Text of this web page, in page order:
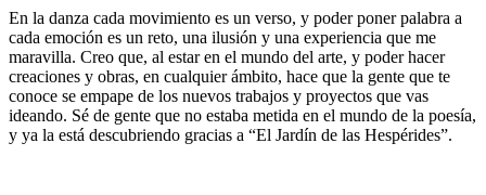
En la danza cada movimiento es un verso, y poder poner palabra a
cada emoción es un reto, una ilusión y una experiencia que me
maravilla. Creo que, al estar en el mundo del arte, y poder hacer
creaciones y obras, en cualquier ámbito, hace que la gente que te
conoce se empape de los nuevos trabajos y proyectos que vas
ideando. Sé de gente que no estaba metida en el mundo de la poesía,
y ya la está descubriendo gracias a “El Jardín de las Hespérides”.